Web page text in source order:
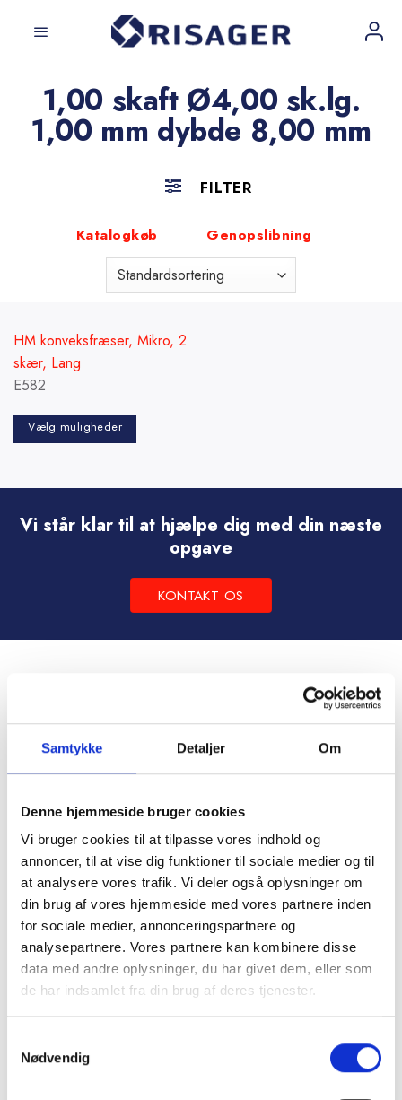
Samtykke Detaljer Om
Denne hjemmeside bruger cookies
Vi bruger cookies til at tilpasse vores indhold og
annoncer, til at vise dig funktioner til sociale medier og til
at analysere vores trafik. Vi deler også oplysninger om
din brug af vores hjemmeside med vores partnere inden
for sociale medier, annonceringspartnere og
analysepartnere. Vores partnere kan kombinere disse
data med andre oplysninger, du har givet dem, eller som
de har indsamlet fra din brug af deres tjenester.
Nødvendig
1,00 skaft Ø4,00 sk.lg.
1,00 mm dybde 8,00 mm
FILTER
Katalogkøb Genopslibning
HM konveksfræser, Mikro, 2
skær, Lang
E582
Vælg muligheder
flere
Vi står klar til at hjælpe dig med din næste
opgave
KONTAKT OS
Frichsvej 59, DK-8464 Galten
CVR nr. 17075446